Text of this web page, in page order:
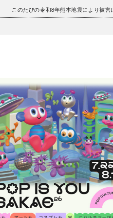
このたびの令和8年熊本地震により被